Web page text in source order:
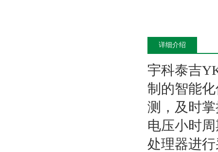
详细介绍
宇科泰吉
制的智能
测，及时
电压小时
处理器进